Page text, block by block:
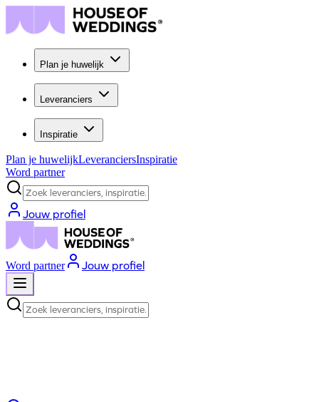
Plan je huwelijk
Leveranciers
Inspiratie
Plan je huwelijkLeveranciersInspiratie
Word partner
Zoek leveranciers, inspiratie...
Jouw profiel
Word partner Jouw profiel
Zoek leveranciers, inspiratie...